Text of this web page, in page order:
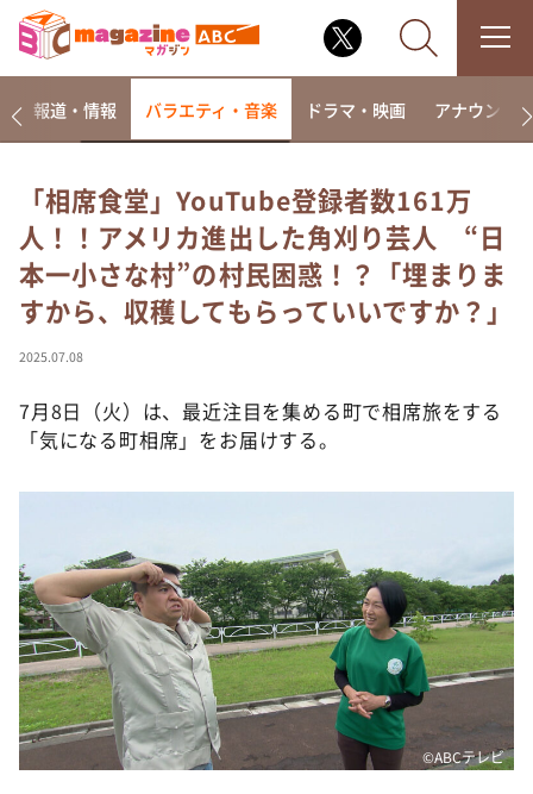
なるみ・岡村の過ぎるTV
相席食堂
これ余談なんですけど・・・
～人生密着トークバラエティ！～ やすとものいたっ
て真剣です
探偵！ナイトスクープ
news おかえり
本日はダイアンなり！シーズン２
朝だ！生です旅サラダ
教えて！ニュースライブ 正義のミカタ
ＬＩＦＥ～夢のカタチ～
新婚さんいらっしゃい！
報道・情報 バラエティ・音楽 ドラマ・映画 アナウンサー
「相席食堂」YouTube登録者数161万
人！！アメリカ進出した角刈り芸人 “日
本一小さな村”の村民困惑！？「埋まりま
すから、収穫してもらっていいですか？」
2025.07.08
7月8日（火）は、最近注目を集める町で相席旅をする
「気になる町相席」をお届けする。
©ABCテレビ